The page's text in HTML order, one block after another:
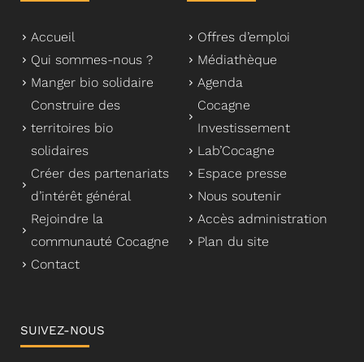
Accueil
Qui sommes-nous ?
Manger bio solidaire
Construire des
territoires bio
solidaires
Créer des partenariats
d’intérêt général
Rejoindre la
communauté Cocagne
Contact
Offres d’emploi
Médiathèque
Agenda
Cocagne
Investissement
Lab’Cocagne
Espace presse
Nous soutenir
Accès administration
Plan du site
SUIVEZ-NOUS